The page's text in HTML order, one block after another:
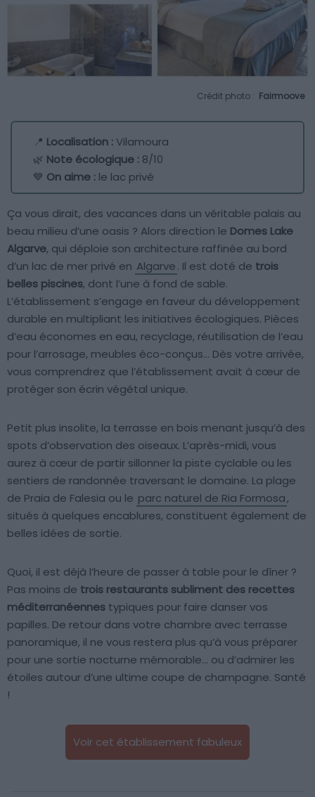
Crédit photo : Fairmoove
📍 Localisation :Vilamoura
🌿 Note écologique : 8/10
💙 On aime : le lac privé
Ça vous dirait, des vacances dans un véritable palais au
beau milieu d’une oasis ? Alors direction le Domes Lake
Algarve, qui déploie son architecture raffinée au bord
d’un lac de mer privé en Algarve. Il est doté de trois
belles piscines, dont l’une à fond de sable.
L’établissement s’engage en faveur du développement
durable en multipliant les initiatives écologiques. Pièces
d’eau économes en eau, recyclage, réutilisation de l’eau
pour l’arrosage, meubles éco-conçus… Dès votre arrivée,
vous comprendrez que l’établissement avait à cœur de
protéger son écrin végétal unique.
Petit plus insolite, la terrasse en bois menant jusqu’à des
spots d’observation des oiseaux. L’après-midi, vous
aurez à cœur de partir sillonner la piste cyclable ou les
sentiers de randonnée traversant le domaine. La plage
de Praia de Falesia ou le parc naturel de Ria Formosa,
situés à quelques encablures, constituent également de
belles idées de sortie.
Quoi, il est déjà l’heure de passer à table pour le dîner ?
Pas moins de trois restaurants subliment des recettes
méditerranéennes typiques pour faire danser vos
papilles. De retour dans votre chambre avec terrasse
panoramique, il ne vous restera plus qu’à vous préparer
pour une sortie nocturne mémorable… ou d’admirer les
étoiles autour d’une ultime coupe de champagne. Santé
!
Voir cet établissement fabuleux